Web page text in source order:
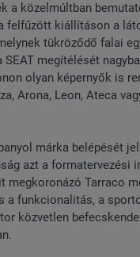
a közelmúltban
felfűzött kiállításon a
tükröződő falai
megítélését
olyan képernyők is
Arona, Leon, Ateca
márka belépését
azt a
megkoronázó Tarraco
funkcionalitás, a
közvetlen